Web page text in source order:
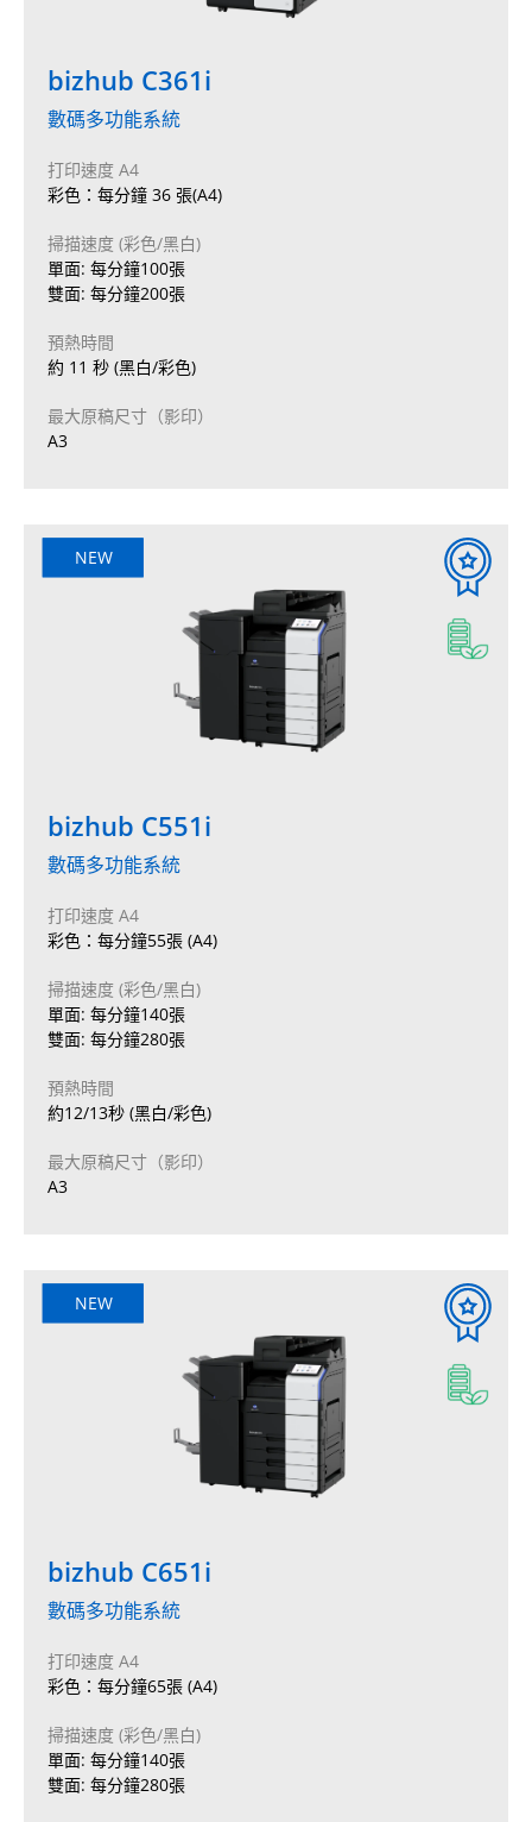
bizhub C361i
數碼多功能系統
打印速度 A4
彩色：每分鐘 36 張(A4)
掃描速度 (彩色/黑白)
單面: 每分鐘100張
雙面: 每分鐘200張
預熱時間
約 11 秒 (黑白/彩色)
最大原稿尺寸（影印）
A3
NEW
bizhub C551i
數碼多功能系統
打印速度 A4
彩色：每分鐘55張 (A4)
掃描速度 (彩色/黑白)
單面: 每分鐘140張
雙面: 每分鐘280張
預熱時間
約12/13秒 (黑白/彩色)
最大原稿尺寸（影印）
A3
NEW
bizhub C651i
數碼多功能系統
打印速度 A4
彩色：每分鐘65張 (A4)
掃描速度 (彩色/黑白)
單面: 每分鐘140張
雙面: 每分鐘280張